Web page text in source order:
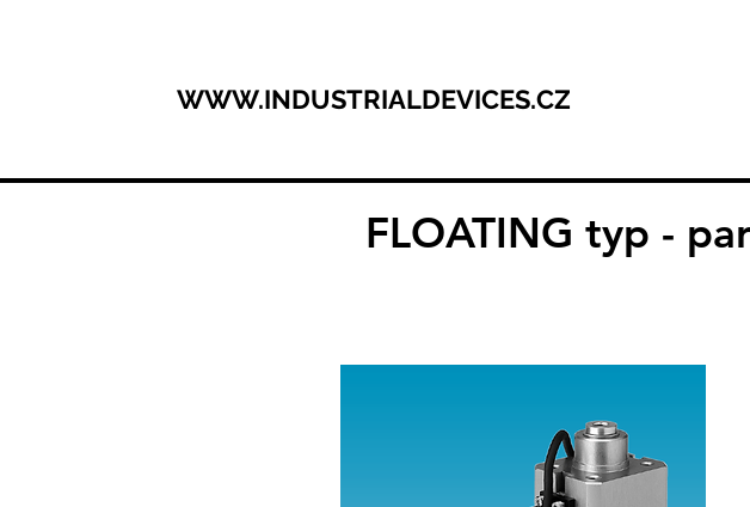
WWW.INDUSTRIALDEVICES.CZ
FLOATING typ -